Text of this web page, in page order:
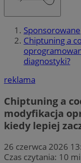
Sponsorowane
Chiptuning a
diagnostyki?
reklama
Chiptuning a
modyfikacja
kiedy lepiej
26 czerwca 2026
Czas czytania: 10